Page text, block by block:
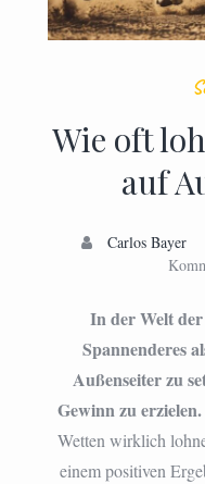
Wie oft
auf
Carlos Bayer
In der Welt
Spannenderes
Außenseiter zu
Gewinn zu erzielen.
Wetten wirklich
einem positiven